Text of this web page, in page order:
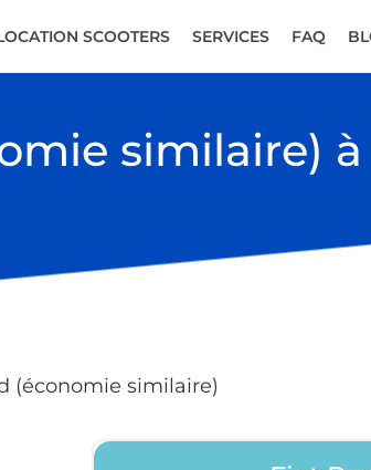
SCOOTERS SERVICES FAQ
similaire)
(économie similaire)